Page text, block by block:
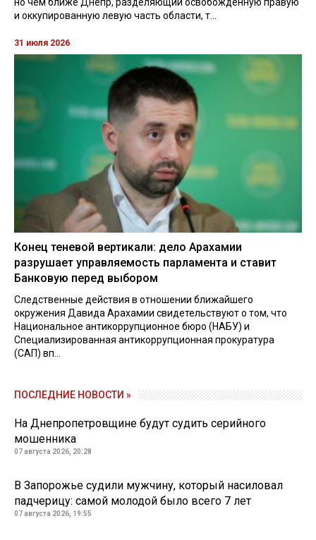
но чем ближе Днепр, разделяющий освобожденную правую
и оккупированную левую часть области, т...
31 июля 2026
Конец теневой вертикали: дело Арахамии
разрушает управляемость парламента и ставит
Банковую перед выбором
Следственные действия в отношении ближайшего
окружения Давида Арахамии свидетельствуют о том, что
Национальное антикоррупционное бюро (НАБУ) и
Специализированная антикоррупционная прокуратура
(САП) вп...
ПОСЛЕДНИЕ НОВОСТИ »
На Днепропетровщине будут судить серийного
мошенника
07 августа 2026, 20:28
В Запорожье судили мужчину, который насиловал
падчерицу: самой молодой было всего 7 лет
07 августа 2026, 19:55